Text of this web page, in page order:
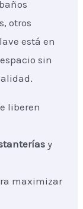
otros
está en
sin
liberen
y
maximizar